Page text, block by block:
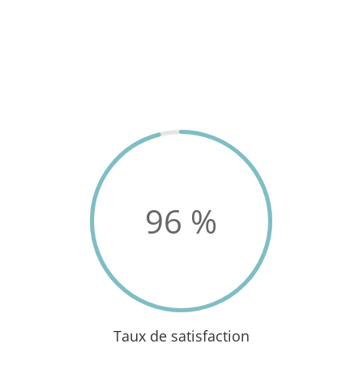
96 %
Taux de satisfaction